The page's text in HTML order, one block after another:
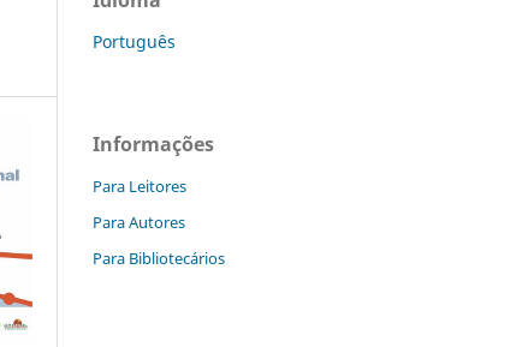
Português
Informações
Para Leitores
Para Autores
Para Bibliotecários